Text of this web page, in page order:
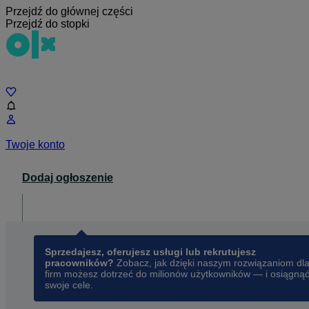
Przejdź do głównej części
Przejdź do stopki
Twoje konto
Dodaj ogłoszenie
Sprzedajesz, oferujesz usługi lub rekrutujesz
pracowników? Zobacz, jak dzięki naszym rozwiązaniom dla
firm możesz dotrzeć do milionów użytkowników — i osiągnąć
swoje cele.